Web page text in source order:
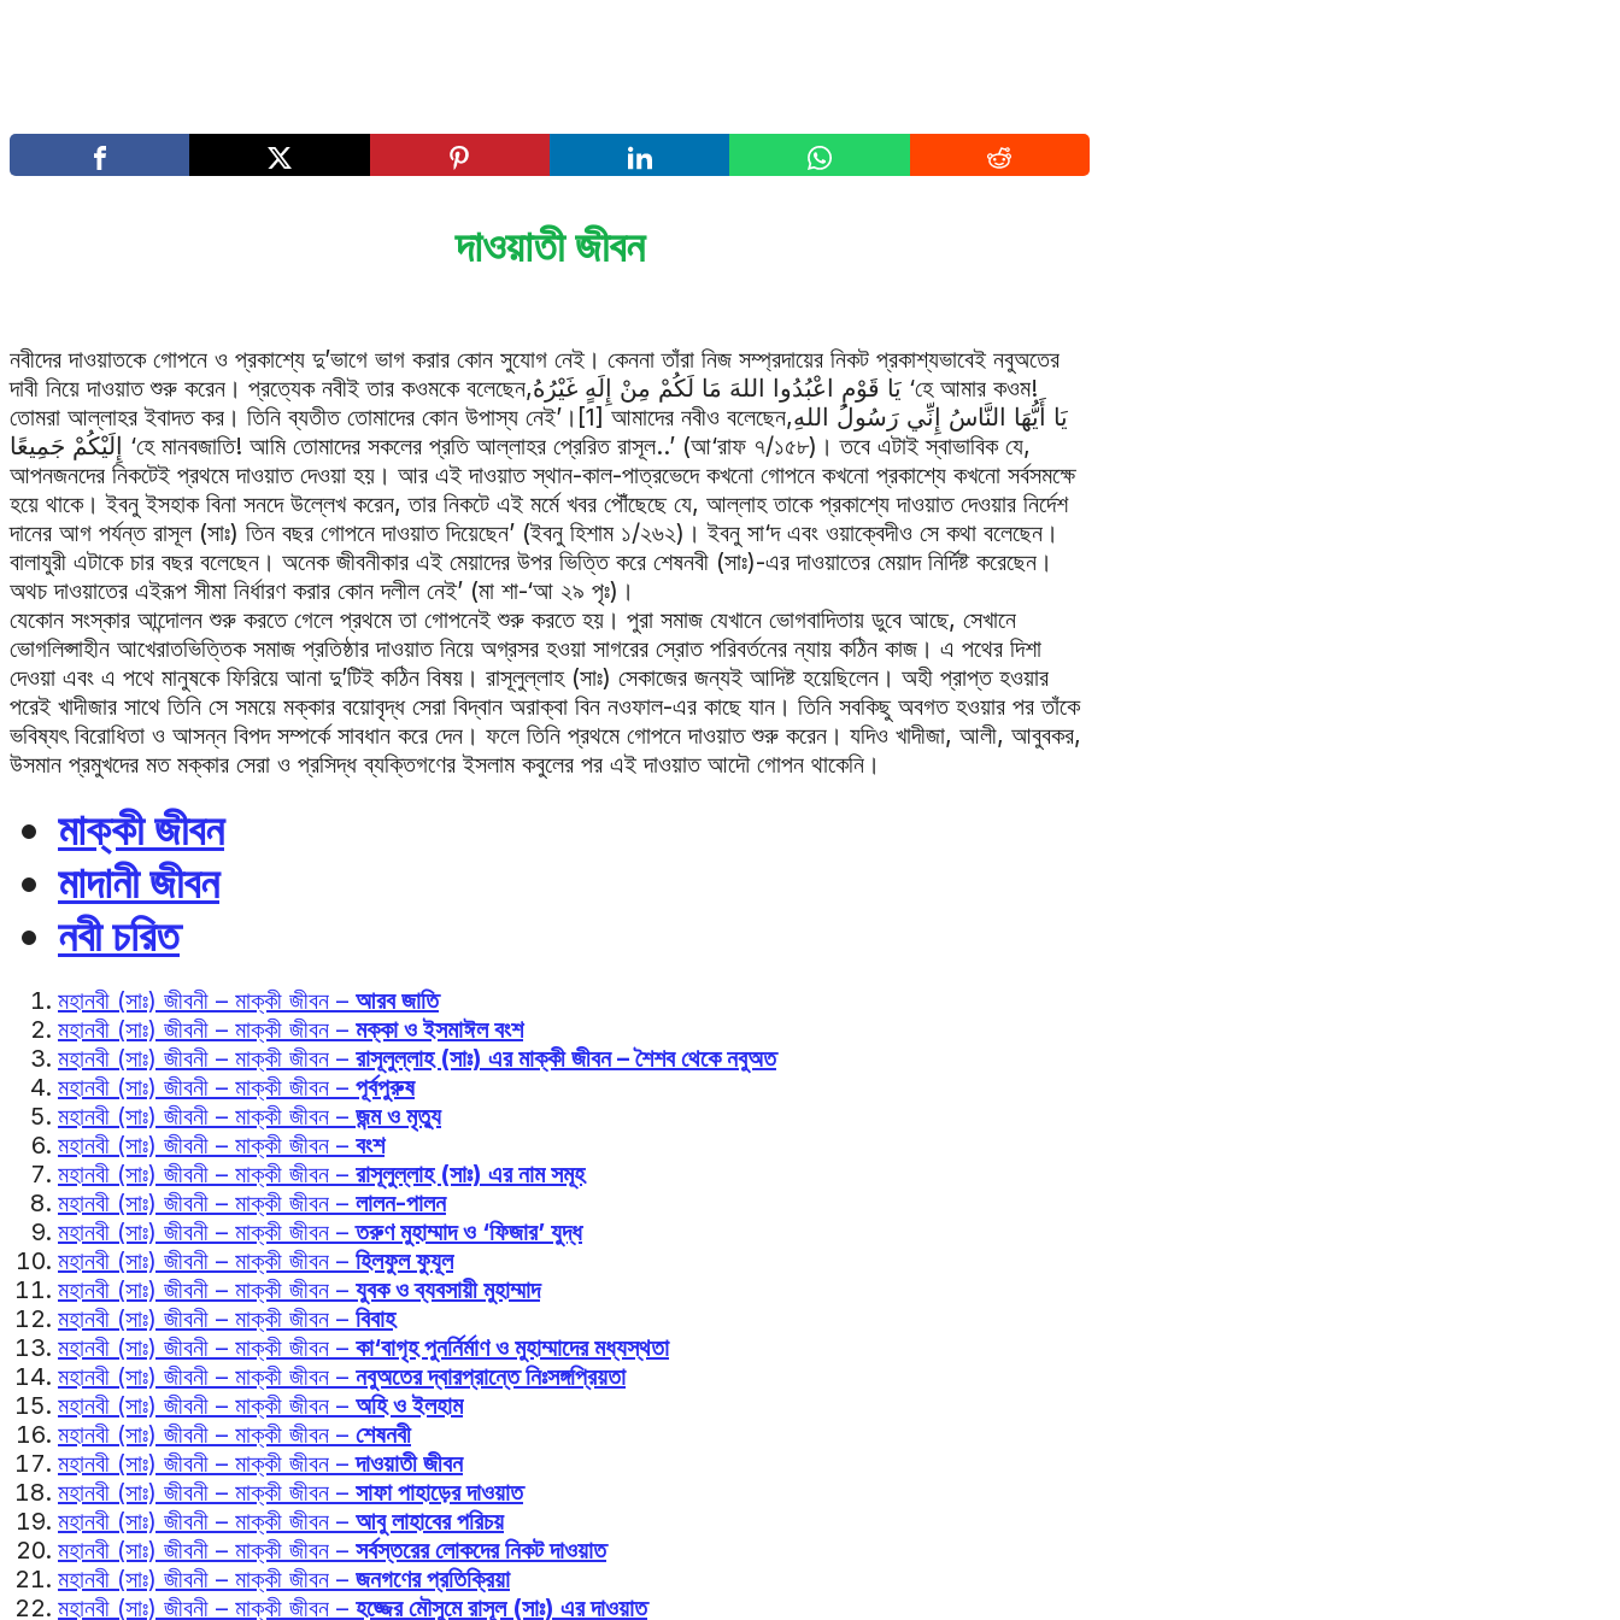
দাওয়াতী জীবন
নবীদের দাওয়াতকে গোপনে ও প্রকাশ্যে দু’ভাগে ভাগ করার কোন সুযোগ নেই। কেননা তাঁরা নিজ সম্প্রদায়ের নিকট প্রকাশ্যভাবেই নবুঅতের
দাবী নিয়ে দাওয়াত শুরু করেন। প্রত্যেক নবীই তার কওমকে বলেছেন,يَا قَوْمِ اعْبُدُوا اللهَ مَا لَكُمْ مِنْ إِلَهٍ غَيْرُهُ ‘হে আমার কওম!
তোমরা আল্লাহর ইবাদত কর। তিনি ব্যতীত তোমাদের কোন উপাস্য নেই’।[1] আমাদের নবীও বলেছেন,يَا أَيُّهَا النَّاسُ إِنِّي رَسُولُ اللهِ
إِلَيْكُمْ جَمِيعًا ‘হে মানবজাতি! আমি তোমাদের সকলের প্রতি আল্লাহর প্রেরিত রাসূল..’ (আ‘রাফ ৭/১৫৮)। তবে এটাই স্বাভাবিক যে,
আপনজনদের নিকটেই প্রথমে দাওয়াত দেওয়া হয়। আর এই দাওয়াত স্থান-কাল-পাত্রভেদে কখনো গোপনে কখনো প্রকাশ্যে কখনো সর্বসমক্ষে
হয়ে থাকে। ইবনু ইসহাক বিনা সনদে উল্লেখ করেন, তার নিকটে এই মর্মে খবর পৌঁছেছে যে, আল্লাহ তাকে প্রকাশ্যে দাওয়াত দেওয়ার নির্দেশ
দানের আগ পর্যন্ত রাসূল (সাঃ) তিন বছর গোপনে দাওয়াত দিয়েছেন’ (ইবনু হিশাম ১/২৬২)। ইবনু সা‘দ এবং ওয়াক্বেদীও সে কথা বলেছেন।
বালাযুরী এটাকে চার বছর বলেছেন। অনেক জীবনীকার এই মেয়াদের উপর ভিত্তি করে শেষনবী (সাঃ)-এর দাওয়াতের মেয়াদ নির্দিষ্ট করেছেন।
অথচ দাওয়াতের এইরূপ সীমা নির্ধারণ করার কোন দলীল নেই’ (মা শা-‘আ ২৯ পৃঃ)।
যেকোন সংস্কার আন্দোলন শুরু করতে গেলে প্রথমে তা গোপনেই শুরু করতে হয়। পুরা সমাজ যেখানে ভোগবাদিতায় ডুবে আছে, সেখানে
ভোগলিপ্সাহীন আখেরাতভিত্তিক সমাজ প্রতিষ্ঠার দাওয়াত নিয়ে অগ্রসর হওয়া সাগরের স্রোত পরিবর্তনের ন্যায় কঠিন কাজ। এ পথের দিশা
দেওয়া এবং এ পথে মানুষকে ফিরিয়ে আনা দু’টিই কঠিন বিষয়। রাসূলুল্লাহ (সাঃ) সেকাজের জন্যই আদিষ্ট হয়েছিলেন। অহী প্রাপ্ত হওয়ার
পরেই খাদীজার সাথে তিনি সে সময়ে মক্কার বয়োবৃদ্ধ সেরা বিদ্বান অরাক্বা বিন নওফাল-এর কাছে যান। তিনি সবকিছু অবগত হওয়ার পর তাঁকে
ভবিষ্যৎ বিরোধিতা ও আসন্ন বিপদ সম্পর্কে সাবধান করে দেন। ফলে তিনি প্রথমে গোপনে দাওয়াত শুরু করেন। যদিও খাদীজা, আলী, আবুবকর,
উসমান প্রমুখদের মত মক্কার সেরা ও প্রসিদ্ধ ব্যক্তিগণের ইসলাম কবুলের পর এই দাওয়াত আদৌ গোপন থাকেনি।
মাক্কী জীবন
মাদানী জীবন
নবী চরিত
মহানবী (সাঃ) জীবনী – মাক্কী জীবন – আরব জাতি
মহানবী (সাঃ) জীবনী – মাক্কী জীবন – মক্কা ও ইসমাঈল বংশ
মহানবী (সাঃ) জীবনী – মাক্কী জীবন – রাসূলুল্লাহ (সাঃ) এর মাক্কী জীবন – শৈশব থেকে নবুঅত
মহানবী (সাঃ) জীবনী – মাক্কী জীবন – পূর্বপুরুষ
মহানবী (সাঃ) জীবনী – মাক্কী জীবন – জন্ম ও মৃত্যু
মহানবী (সাঃ) জীবনী – মাক্কী জীবন – বংশ
মহানবী (সাঃ) জীবনী – মাক্কী জীবন – রাসূলুল্লাহ (সাঃ) এর নাম সমূহ
মহানবী (সাঃ) জীবনী – মাক্কী জীবন – লালন-পালন
মহানবী (সাঃ) জীবনী – মাক্কী জীবন –তরুণ মুহাম্মাদ ও ‘ফিজার’ যুদ্ধ
মহানবী (সাঃ) জীবনী – মাক্কী জীবন – হিলফুল ফুযূল
মহানবী (সাঃ) জীবনী – মাক্কী জীবন – যুবক ও ব্যবসায়ী মুহাম্মাদ
মহানবী (সাঃ) জীবনী – মাক্কী জীবন – বিবাহ
মহানবী (সাঃ) জীবনী – মাক্কী জীবন – কা‘বাগৃহ পুনর্নির্মাণ ও মুহাম্মাদের মধ্যস্থতা
মহানবী (সাঃ) জীবনী – মাক্কী জীবন – নবুঅতের দ্বারপ্রান্তে নিঃসঙ্গপ্রিয়তা
মহানবী (সাঃ) জীবনী – মাক্কী জীবন – অহি ও ইলহাম
মহানবী (সাঃ) জীবনী – মাক্কী জীবন – শেষনবী
মহানবী (সাঃ) জীবনী – মাক্কী জীবন –দাওয়াতী জীবন
মহানবী (সাঃ) জীবনী – মাক্কী জীবন – সাফা পাহাড়ের দাওয়াত
মহানবী (সাঃ) জীবনী – মাক্কী জীবন – আবু লাহাবের পরিচয়
মহানবী (সাঃ) জীবনী – মাক্কী জীবন – সর্বস্তরের লোকদের নিকট দাওয়াত
মহানবী (সাঃ) জীবনী – মাক্কী জীবন – জনগণের প্রতিক্রিয়া
মহানবী (সাঃ) জীবনী – মাক্কী জীবন – হজ্জের মৌসুমে রাসূল (সাঃ) এর দাওয়াত